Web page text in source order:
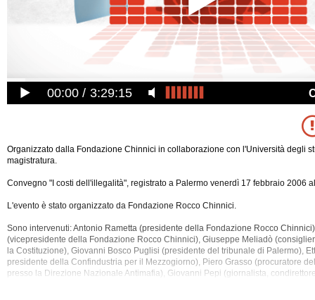
00:00 3:29:15
Organizzato dalla Fondazione Chinnici in collaborazione con l'Università degli
magistratura.
Convegno "I costi dell'illegalità", registrato a Palermo venerdì 17 febbraio 2006
L'evento è stato organizzato da Fondazione Rocco Chinnici.
Sono intervenuti: Antonio Rametta (presidente della Fondazione Rocco
(vicepresidente della Fondazione Rocco Chinnici), Giuseppe Meliadò
la Costituzione), Giovanni Bosco Puglisi (presidente del tribunale di Palermo),
presidente della Confindustria per il Mezzogiorno), Piero Grasso (procuratore
presso la Direzione Nazionale Antimafia), Giovanni Pepi (giornalista,